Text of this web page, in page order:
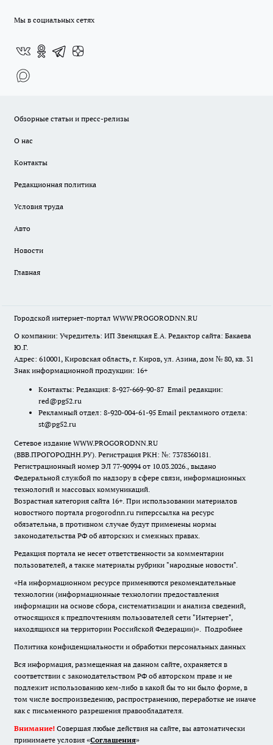
Мы в социальных сетях
Обзорные статьи и пресс-релизы
О нас
Контакты
Редакционная политика
Условия труда
Авто
Новости
Главная
Городской интернет-портал WWW.PROGORODNN.RU
О компании: Учредитель: ИП Звеняцкая Е.А. Редактор сайта: Бакаева
Ю.Г.
Адрес: 610001, Кировская область, г. Киров, ул. Азина, дом № 80, кв. 31
Знак информационной продукции: 16+
Контакты: Редакция: 8-927-669-90-87 Email редакции:
red@pg52.ru
Рекламный отдел: 8-920-004-61-95 Email рекламного отдела:
st@pg52.ru
Сетевое издание WWW.PROGORODNN.RU
(ВВВ.ПРОГОРОДНН.РУ). Регистрация РКН: №: 7378360181.
Регистрационный номер ЭЛ 77-90994 от 10.03.2026., выдано
Федеральной службой по надзору в сфере связи, информационных
технологий и массовых коммуникаций.
Возрастная категория сайта 16+. При использовании материалов
новостного портала progorodnn.ru гиперссылка на ресурс
обязательна, в противном случае будут применены нормы
законодательства РФ об авторских и смежных правах.
Редакция портала не несет ответственности за комментарии
пользователей, а также материалы рубрики "народные новости".
«На информационном ресурсе применяются рекомендательные
технологии (информационные технологии предоставления
информации на основе сбора, систематизации и анализа сведений,
относящихся к предпочтениям пользователей сети "Интернет",
находящихся на территории Российской Федерации)». Подробнее
Политика конфиденциальности и обработки персональных данных
Вся информация, размещенная на данном сайте, охраняется в
соответствии с законодательством РФ об авторском праве и не
подлежит использованию кем-либо в какой бы то ни было форме, в
том числе воспроизведению, распространению, переработке не иначе
как с письменного разрешения правообладателя.
Внимание! Совершая любые действия на сайте, вы автоматически
принимаете условия «Cоглашения»